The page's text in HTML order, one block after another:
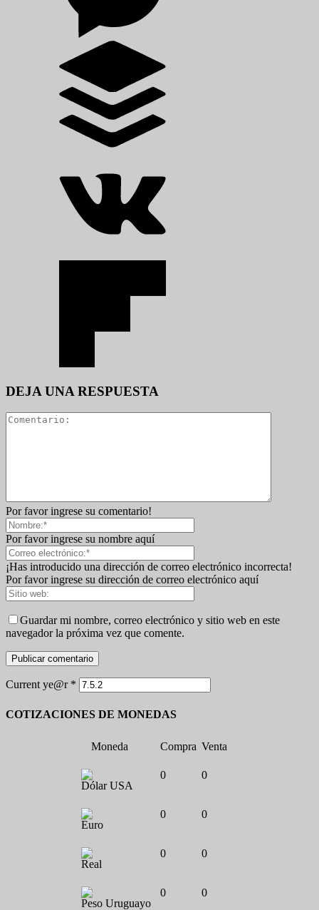
DEJA UNA RESPUESTA
Por favor ingrese su comentario!
Por favor ingrese su nombre aquí
¡Has introducido una dirección de correo electrónico incorrecta!
Por favor ingrese su dirección de correo electrónico aquí
Guardar mi nombre, correo electrónico y sitio web en este
navegador la próxima vez que comente.
Current ye@r *
COTIZACIONES DE MONEDAS
Moneda Compra Venta
Dólar USA
0 0
Euro
0 0
Real
0 0
Peso Uruguayo
0 0